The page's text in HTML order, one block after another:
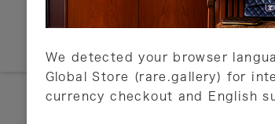
We detected your browser
Global Store (rare.gallery) for
currency checkout and English
PayPay
店頭支払い
詳しくはこちら